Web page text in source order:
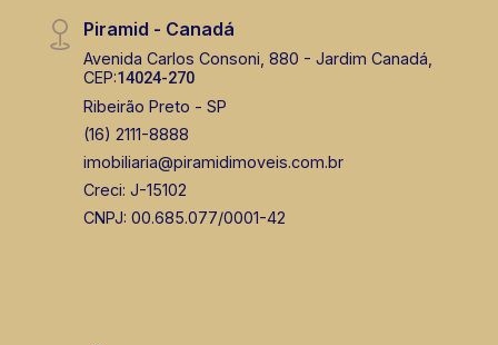
Piramid - Canadá
Avenida Carlos Consoni, 880 - Jardim Canadá,
CEP:14024-270
Ribeirão Preto - SP
(16) 2111-8888
imobiliaria@piramidimoveis.com.br
Creci: J-15102
CNPJ: 00.685.077/0001-42